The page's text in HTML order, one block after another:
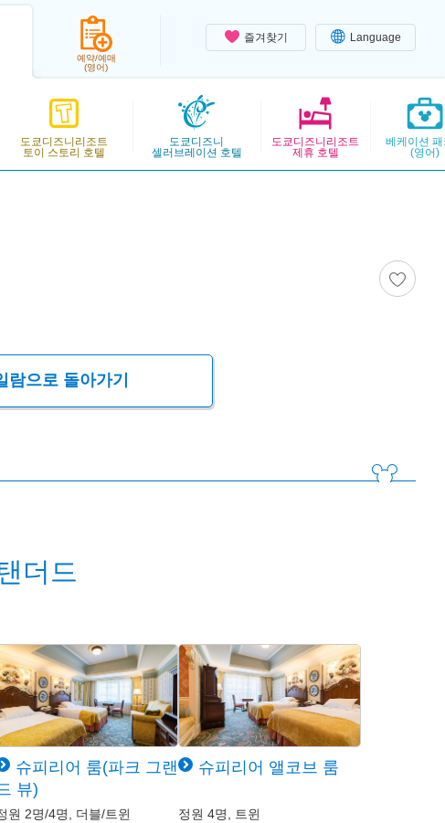
즐겨찾기 Language
예약/예매
(영어)
도쿄디즈니리조트
토이 스토리 호텔
도쿄디즈니
셀러브레이션 호텔
도쿄디즈니리조트
제휴 호텔
베케이션
(영어)
람으로 돌아가기
더드
슈피리어 룸(파크 그랜
뷰)
원 2명/4명, 더블/트윈
슈피리어 앨코브 룸
정원 4명, 트윈